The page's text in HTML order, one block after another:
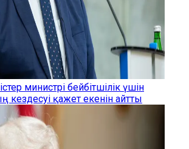
министрі бейбітшілік үшін
қажет екенін айтты